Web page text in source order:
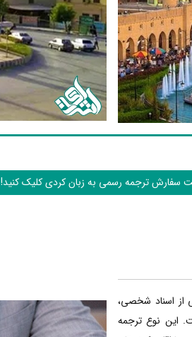
سفارش ترجمه رسمی به زبان کردی کلیک کنید!
از اسناد شخصی،
این نوع ترجمه